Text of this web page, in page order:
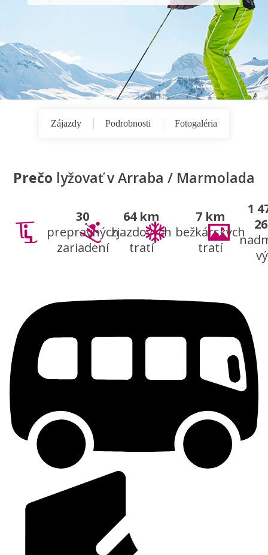
Zájazdy Podrobnosti Fotogaléria
Prečo lyžovať v Arraba / Marmolada
30
prepravných
zariadení
64 km
zjazdových
tratí
7 km
bežkárskych
tratí
1